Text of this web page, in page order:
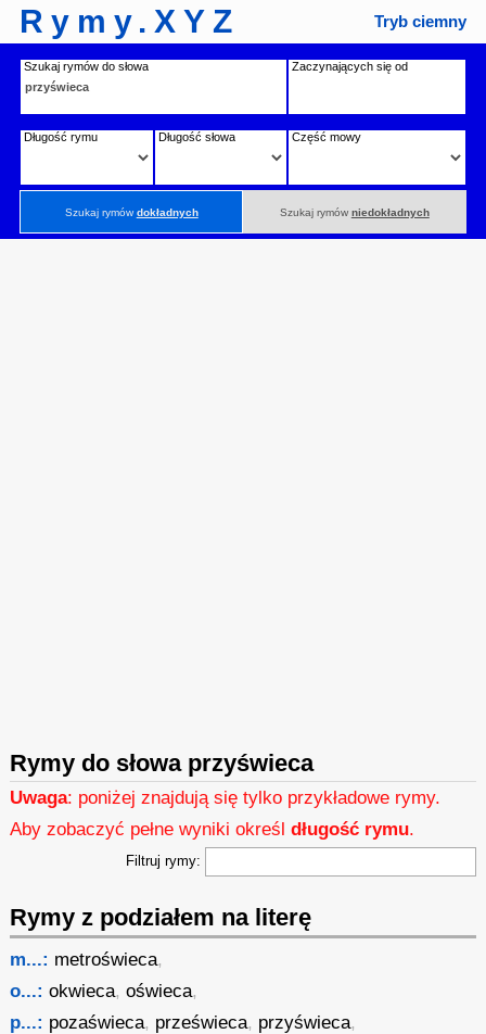
Rymy.XYZ Tryb ciemny
Szukaj rymów do słowa Zaczynających się od
Długość rymu Długość słowa Część mowy
Szukaj rymówdokładnych Szukaj rymów niedokładnych
Rymy do słowa przyświeca
Uwaga: poniżej znajdują się tylko przykładowe rymy.
Aby zobaczyć pełne wyniki określdługość rymu.
Filtruj rymy:
Rymy z podziałem na literę
m...: metroświeca,
o...: okwieca,oświeca,
p...: pozaświeca, prześwieca, przyświeca,